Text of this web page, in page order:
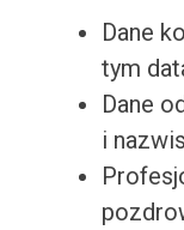
Dane
tym
Dane
i